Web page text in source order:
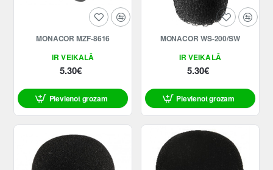
IR VEIKALĀ
MONACOR MZF-8616
5.30€
Pievienot grozam
IR VEIKALĀ
MONACOR WS-200/SW
5.30€
Pievienot grozam